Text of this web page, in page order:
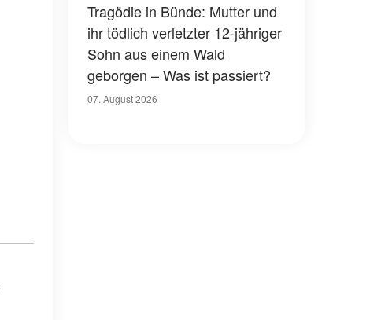
Tragödie in Bünde: Mutter und
ihr tödlich verletzter 12-jähriger
Sohn aus einem Wald
geborgen – Was ist passiert?
07. August 2026